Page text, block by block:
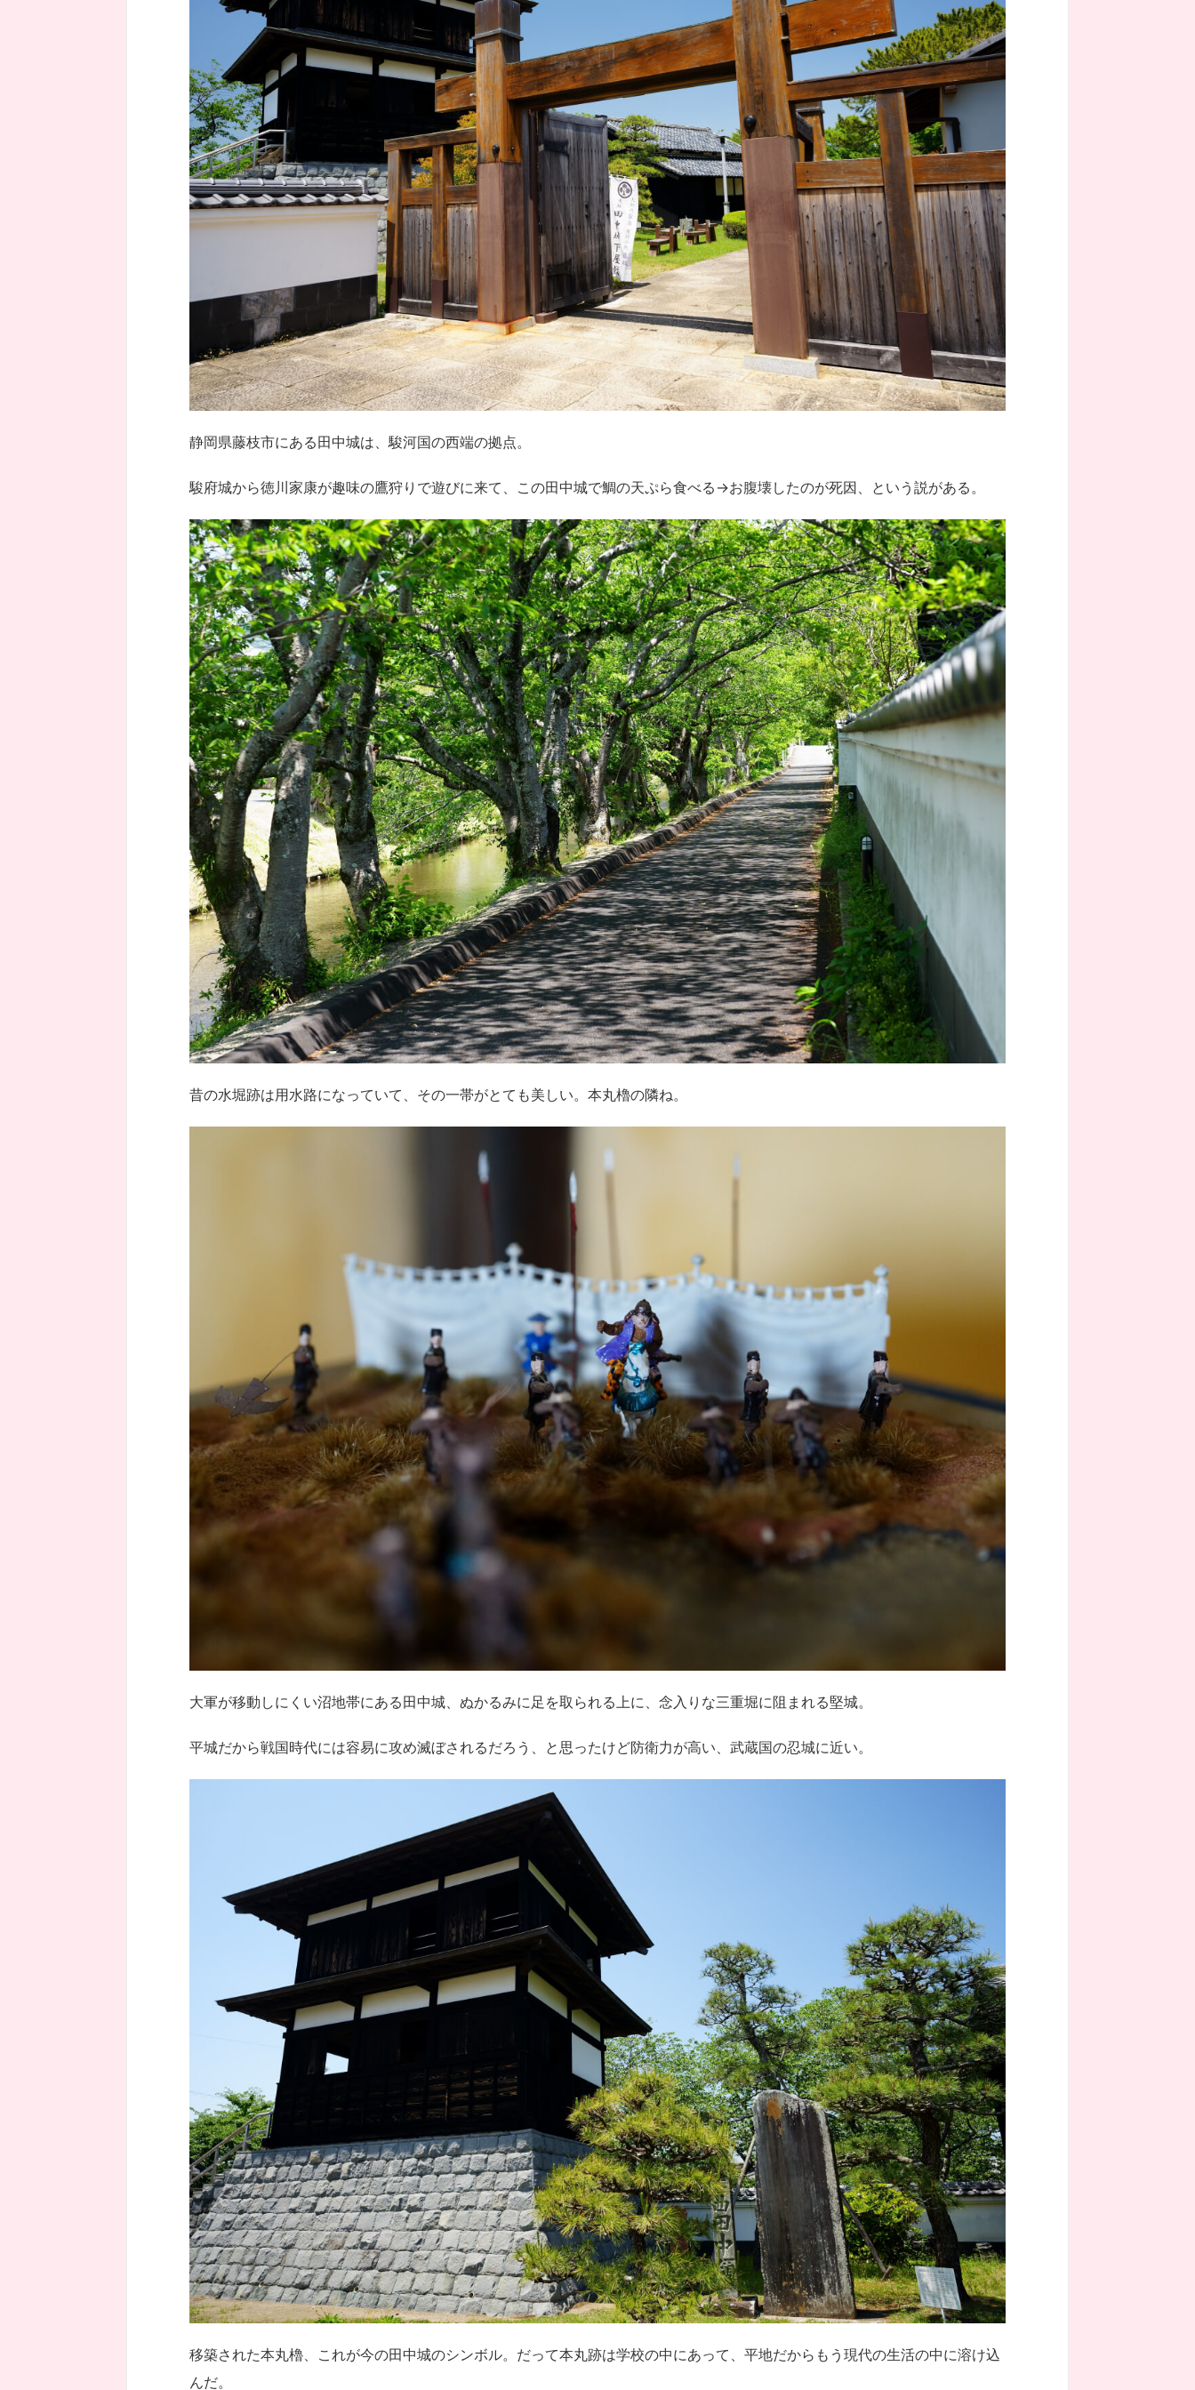
静岡県藤枝市にある田中城は、駿河国の西端の拠点。
駿府城から徳川家康が趣味の鷹狩りで遊びに来て、この田中城で鯛の天ぷら食べる→お腹壊したのが死因、という説がある。
昔の水堀跡は用水路になっていて、その一帯がとても美しい。本丸櫓の隣ね。
大軍が移動しにくい沼地帯にある田中城、ぬかるみに足を取られる上に、念入りな三重堀に阻まれる堅城。
平城だから戦国時代には容易に攻め滅ぼされるだろう、と思ったけど防衛力が高い、武蔵国の忍城に近い。
移築された本丸櫓、これが今の田中城のシンボル。だって本丸跡は学校の中にあって、平地だからもう現代の生活の中に溶け込
んだ。